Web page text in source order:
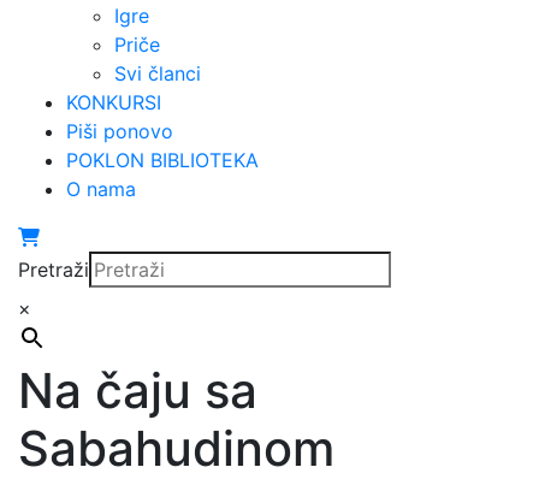
Igre
Priče
Svi članci
KONKURSI
Piši ponovo
POKLON BIBLIOTEKA
O nama
Pretraži
×
Na čaju sa
Sabahudinom